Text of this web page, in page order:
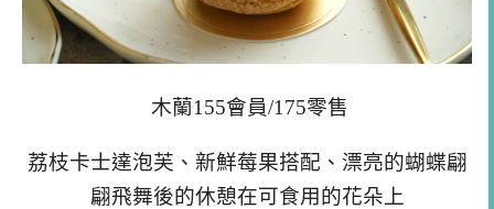
木蘭155會員/175零售
荔枝卡士達泡芙、新鮮莓果搭配、漂亮的蝴蝶翩
翩飛舞後的休憩在可食用的花朵上